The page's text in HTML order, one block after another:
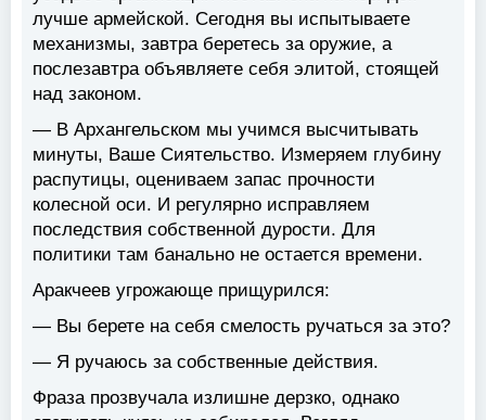
лучше армейской. Сегодня вы испытываете
механизмы, завтра беретесь за оружие, а
послезавтра объявляете себя элитой, стоящей
над законом.
— В Архангельском мы учимся высчитывать
минуты, Ваше Сиятельство. Измеряем глубину
распутицы, оцениваем запас прочности
колесной оси. И регулярно исправляем
последствия собственной дурости. Для
политики там банально не остается времени.
Аракчеев угрожающе прищурился:
— Вы берете на себя смелость ручаться за это?
— Я ручаюсь за собственные действия.
Фраза прозвучала излишне дерзко, однако